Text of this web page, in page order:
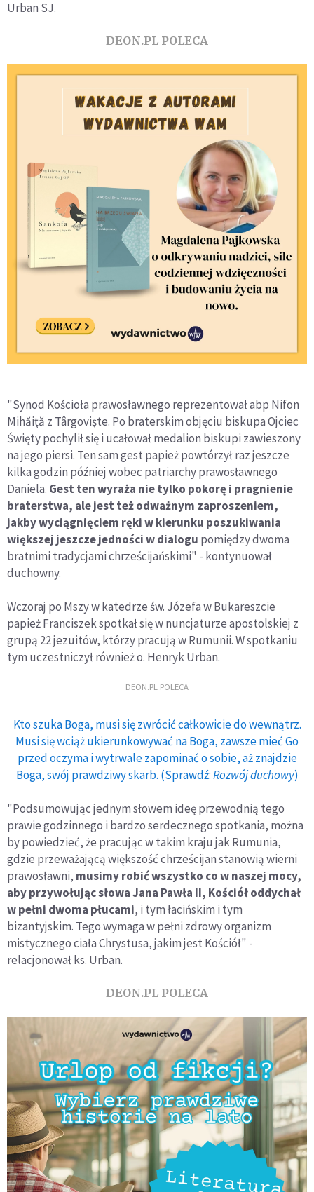
Urban SJ.
DEON.PL POLECA
"Synod Kościoła prawosławnego reprezentował abp Nifon
Mihăiţă z Târgovişte. Po braterskim objęciu biskupa Ojciec
Święty pochylił się i ucałował medalion biskupi zawieszony
na jego piersi. Ten sam gest papież powtórzył raz jeszcze
kilka godzin później wobec patriarchy prawosławnego
Daniela. Gest ten wyraża nie tylko pokorę i pragnienie
braterstwa, ale jest też odważnym zaproszeniem,
jakby wyciągnięciem ręki w kierunku poszukiwania
większej jeszcze jedności w dialogu pomiędzy dwoma
bratnimi tradycjami chrześcijańskimi" - kontynuował
duchowny.
Wczoraj po Mszy w katedrze św. Józefa w Bukareszcie
papież Franciszek spotkał się w nuncjaturze apostolskiej z
grupą 22 jezuitów, którzy pracują w Rumunii. W spotkaniu
tym uczestniczył również o. Henryk Urban.
DEON.PL POLECA
Kto szuka Boga, musi się zwrócić całkowicie do wewnątrz.
Musi się wciąż ukierunkowywać na Boga, zawsze mieć Go
przed oczyma i wytrwale zapominać o sobie, aż znajdzie
Boga, swój prawdziwy skarb. (Sprawdź:Rozwój duchowy)
"Podsumowując jednym słowem ideę przewodnią tego
prawie godzinnego i bardzo serdecznego spotkania, można
by powiedzieć, że pracując w takim kraju jak Rumunia,
gdzie przeważającą większość chrześcijan stanowią wierni
prawosławni, musimy robić wszystko co w naszej mocy,
aby przywołując słowa Jana Pawła II, Kościół oddychał
w pełni dwoma płucami, i tym łacińskim i tym
bizantyjskim. Tego wymaga w pełni zdrowy organizm
mistycznego ciała Chrystusa, jakim jest Kościół" -
relacjonował ks. Urban.
DEON.PL POLECA